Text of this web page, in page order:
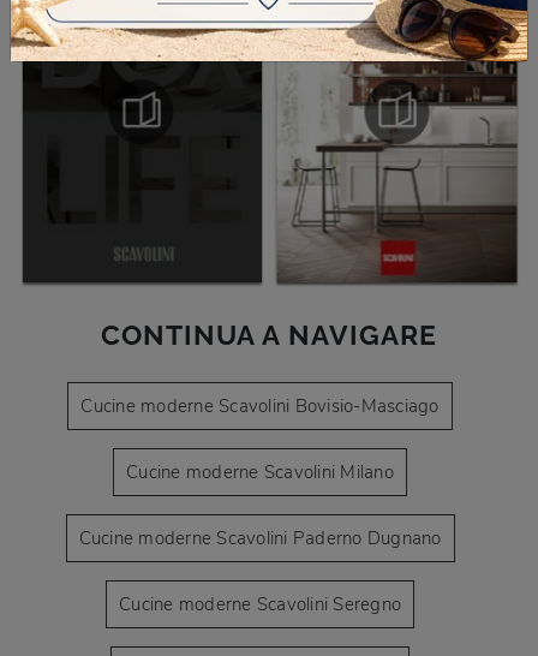
CONTINUA A NAVIGARE
Cucine moderne Scavolini Bovisio-Masciago
Cucine moderne Scavolini Milano
Cucine moderne Scavolini Paderno Dugnano
Cucine moderne Scavolini Seregno